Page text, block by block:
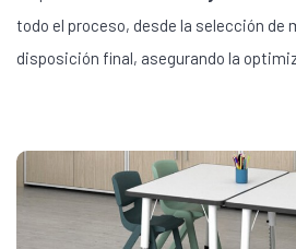
todo el proceso, desde la selección de
disposición final, asegurando la